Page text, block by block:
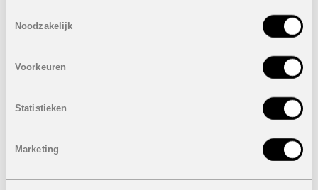
Noodzakelijk
Voorkeuren
Statistieken
Marketing
Tuin: 146,63 m²
Eigenschappen geschakelde woningen:
VERKOCHT
2 Badkamers
Terras 1: 20 m²